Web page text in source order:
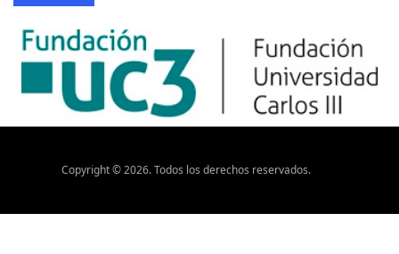
Copyright ©2026. Todos los derechos reservados.